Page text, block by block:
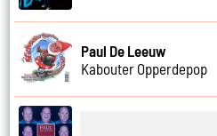
Paul De Leeuw
Kabouter Opperdepop